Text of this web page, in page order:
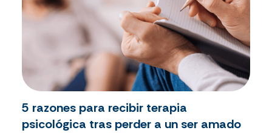
5 razones para recibir terapia
psicológica tras perder a un ser amado